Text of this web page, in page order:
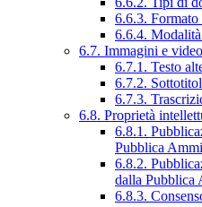
6.6.3.
6.6.4.
6.7. Immagini e video
6.7.1. Testo
6.7.2.
6.7.3.
6.8. Proprietà
6.8.1.
Pubblica
6.8.2.
dalla Pubblica
6.8.3.